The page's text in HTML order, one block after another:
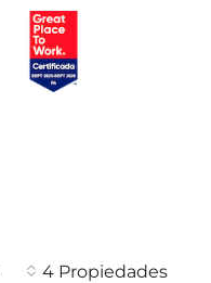
4 Propiedades